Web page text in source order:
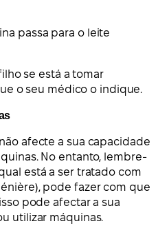
passa para o leite
se está a tomar
o seu médico o indique.
afecte a sua capacidade
No entanto, lembre-
está a ser tratado com
pode fazer com que
pode afectar a sua
utilizar máquinas.